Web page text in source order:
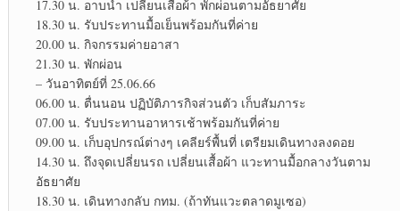
17.30 น. อาบน้ำ เปลี่ยน​เสื้อผ้า พักผ่อน​ตามอัธยาศัย​
18.30 น. รับประทาน​มื้อเย็นพร้อมกันที่ค่าย
20.00 น. กิจกรรมค่ายอาสา
21.30 น. พักผ่อน
– วันอาทิตย์​ที่ 25.06.66
06.00 น. ตื่นนอน ปฏิบัติ​ภารกิจ​ส่วนตัว​ เก็บสัมภาระ​
07.00 น. รับประทาน​อาหาร​เช้าพร้อม​กันที่ค่าย
09.00 น. เก็บอุปกรณ์​ต่างๆ เคลียร์​พื้นที่ เตรียมเดินทางลงดอย
14.30 น. ถึงจุดเปลี่ยน​รถ เปลี่ยนเสื้อผ้า แวะทานมื้อกลางวัน​ตาม
อัธยาศัย​
18.30 น. เดินทางกลับ กทม. (ถ้าทันแวะตลาดมูเซอ)​